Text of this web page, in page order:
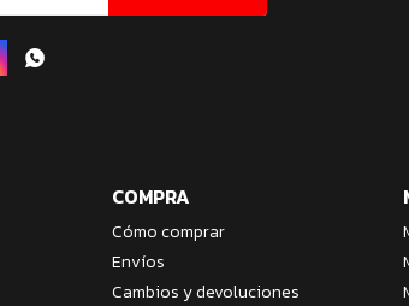
COMPRA
Cómo comprar
Envíos
Cambios y devoluciones
